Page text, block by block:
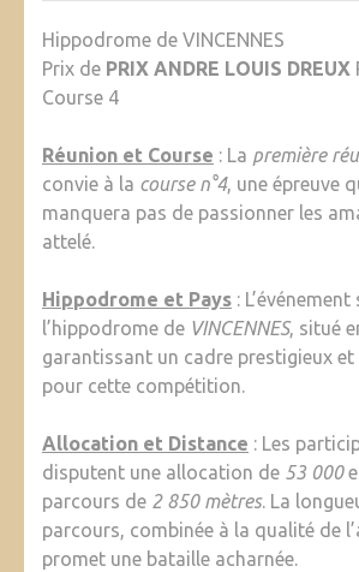
Hippodrome de VINCENNES
Prix de PRIX ANDRE LOUIS DREUX
Course 4
Réunion et Course : La première
convie à la course n°4, une épreuve
manquera pas de passionner les
attelé.
Hippodrome et Pays :
l’hippodrome de VINCENNES, situé
garantissant un cadre prestigieux
pour cette compétition.
Allocation et Distance : Les
disputent une allocation de 53 000
parcours de 2 850 mètres. La
parcours, combinée à la qualité de
promet une bataille acharnée.